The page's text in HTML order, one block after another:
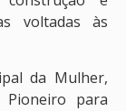
voltadas às
da Mulher,
para